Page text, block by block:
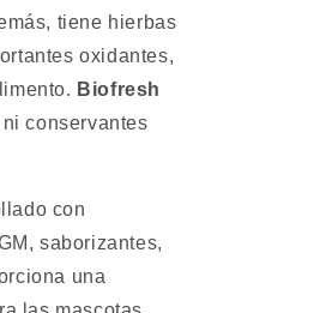
tiene hierbas
oxidantes,
Biofresh
conservantes
con
saborizantes,
una